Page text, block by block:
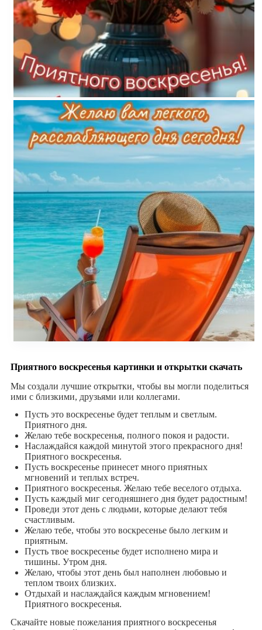
Приятного воскресенья картинки и открытки скачать
Мы создали лучшие открытки, чтобы вы могли поделиться
ими с близкими, друзьями или коллегами.
Пусть это воскресенье будет теплым и светлым.
Приятного дня.
Желаю тебе воскресенья, полного покоя и радости.
Наслаждайся каждой минутой этого прекрасного дня!
Приятного воскресенья.
Пусть воскресенье принесет много приятных
мгновений и теплых встреч.
Приятного воскресенья. Желаю тебе веселого отдыха.
Пусть каждый миг сегодняшнего дня будет радостным!
Проведи этот день с людьми, которые делают тебя
счастливым.
Желаю тебе, чтобы это воскресенье было легким и
приятным.
Пусть твое воскресенье будет исполнено мира и
тишины. Утром дня.
Желаю, чтобы этот день был наполнен любовью и
теплом твоих близких.
Отдыхай и наслаждайся каждым мгновением!
Приятного воскресенья.
Скачайте новые пожелания приятного воскресенья